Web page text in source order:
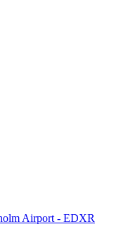
Airport - EDXR